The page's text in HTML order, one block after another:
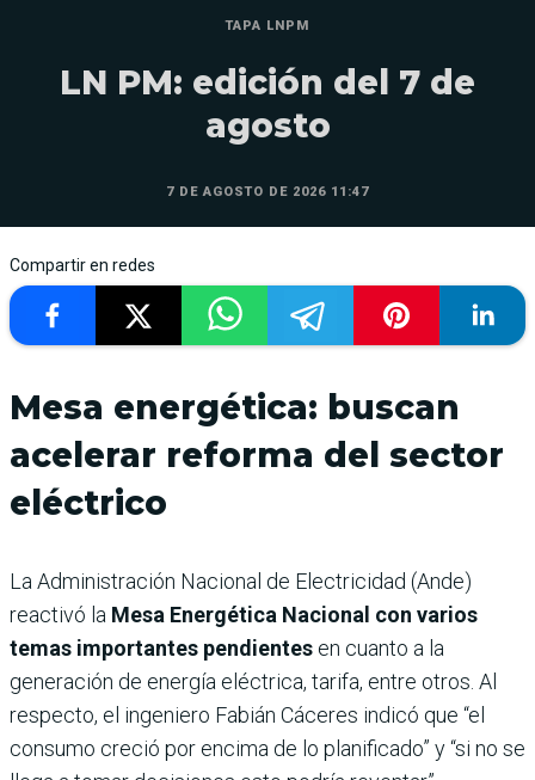
TAPA LNPM
LN PM: edición del 7 de
agosto
7 DE AGOSTO DE 2026 11:47
Compartir en redes
Mesa energética: buscan
acelerar reforma del sector
eléctrico
La Administración Nacional de Electricidad (Ande)
reactivó la Mesa Energética Nacional con varios
temas importantes pendientes en cuanto a la
generación de energía eléctrica, tarifa, entre otros. Al
respecto, el ingeniero Fabián Cáceres indicó que “el
consumo creció por encima de lo planificado” y “si no se